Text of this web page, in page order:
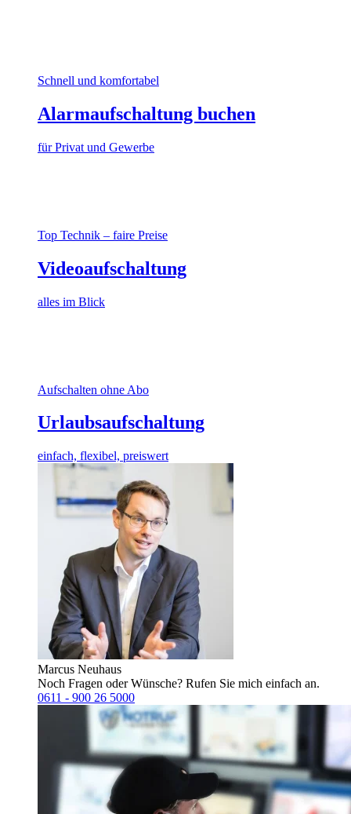
Schnell und komfortabel
Alarmaufschaltung buchen
für Privat und Gewerbe
Top Technik – faire Preise
Videoaufschaltung
alles im Blick
Aufschalten ohne Abo
Urlaubsaufschaltung
einfach, flexibel, preiswert
Marcus Neuhaus
Noch Fragen oder Wünsche? Rufen Sie mich einfach an.
0611 - 900 26 5000